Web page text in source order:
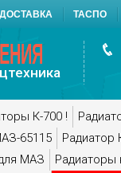
ДОСТАВКА ТАСПО
К-700 !
65115
Радиатор
МАЗ
Радиаторы